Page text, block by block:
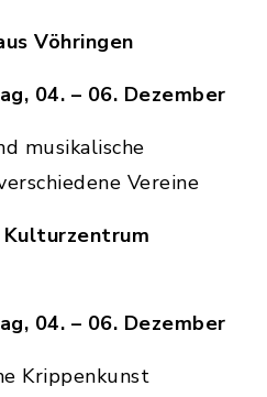
Vöhringen
04. – 06. Dezember
musikalische
Vereine
04. – 06. Dezember
Krippenkunst